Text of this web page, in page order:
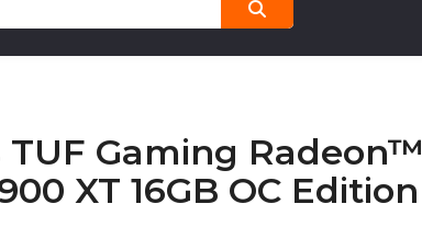
TUF Gaming Radeon™
XT 16GB OC Edition